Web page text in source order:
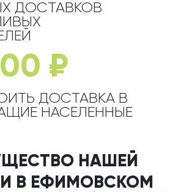
ДОСТАВКОВ
₽
ДОСТАВКА В
НАСЕЛЕННЫЕ
НАШЕЙ
В ЕФИМОВСКОМ